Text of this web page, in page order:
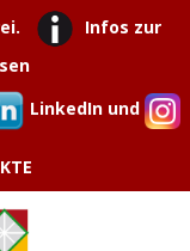
Infos zur
LinkedIn und